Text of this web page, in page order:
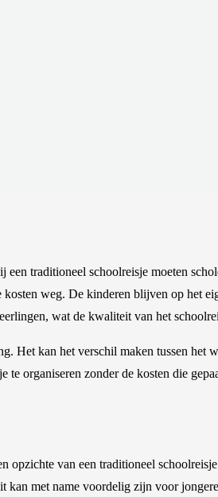
traditioneel schoolreisje moeten
weg. De kinderen blijven op het
wat de kwaliteit van het
Het kan het verschil maken tussen het
organiseren zonder de kosten die
van een traditioneel
met name voordelig zijn voor